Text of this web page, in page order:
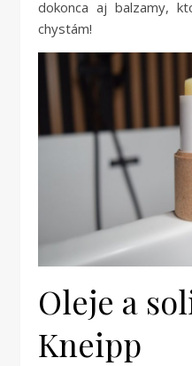
dokonca aj balzamy,
chystám!
Oleje a
Kneipp